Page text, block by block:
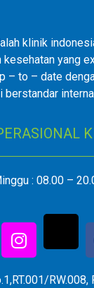
klinik
kesehatan yang
– to – date
berstandar
: 08.00 –